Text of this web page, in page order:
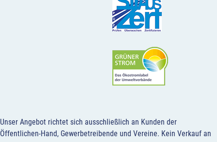
Unser Angebot richtet sich ausschließlich an Kunden der
Öffentlichen-Hand, Gewerbetreibende und Vereine. Kein Verkauf an